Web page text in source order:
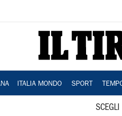
ITALIA MONDO SPORT
SCEGLI